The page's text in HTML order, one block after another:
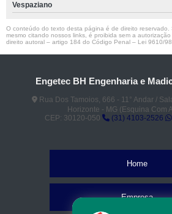
Vespaziano
O conteúdo do texto desta página é de direito reservado.
mesmo citando nossos links, é proibida sem a
direito autoral – artigo 184 do Código Penal – Lei 9610/
Engetec BH Engenharia e
Rua Dos Tamoios, 666 - 11° Andar /
Horizonte - MG (Esquina Com
CEP: 30120-050
(31) 4103-2526
Home
Empresa